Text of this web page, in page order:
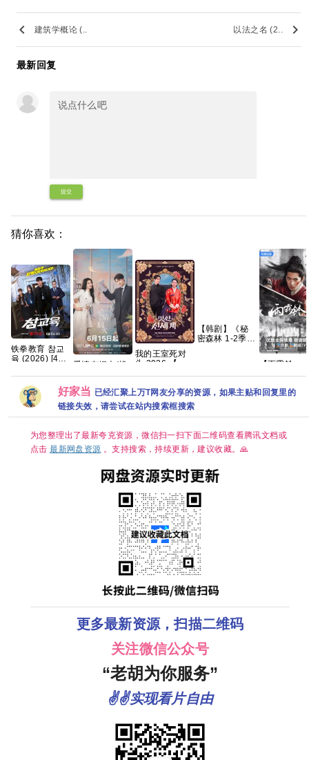
keyboard_arrow_left 建筑学概论 (.. 以法之名 (2.. keyboard_arrow_right
最新回复
提交
猜你喜欢：
铁拳教育 참교
육 (2026) [4K-
国字幕] [全10
集]【单集5～
8GB】
爱情有烟火(投
行男女) 已更7
集【4K超清
SDR】国语中
字 网盘资源下
载
我的王室死对
头 2026 【更1-
妍 / 许南俊】
【韩剧中字】
【韩剧】《秘
密森林 1-2季》
【雨霖铃
(2026)】【
【1080P高
陆：剧情 /
/ 古装】【主
好家当 已经汇聚上万T网友分享的资源，如果主贴和回复里的
链接失效，请尝试在站内搜索框搜索
为您整理出了最新夸克资源，微信扫一扫下面二维码查看腾讯文档或
点击最新网盘资源 。支持搜索，持续更新，建议收藏。🙏
更多最新资源，扫描二维码
关注微信公众号
“老胡为你服务”
✌✌实现看片自由